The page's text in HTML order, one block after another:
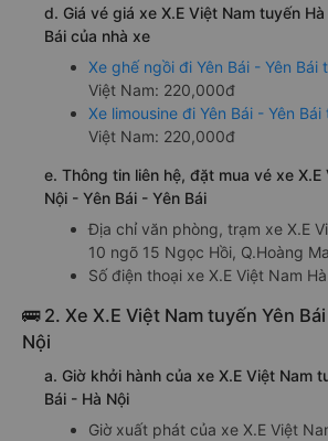
d. Giá vé giá xe X.E Việt Nam tuyến
Bái của nhà xe
Xe ghế ngồi đi Yên Bái - Yên Bái
Việt Nam: 220,000đ
Xe limousine đi Yên Bái - Yên
Việt Nam: 220,000đ
e. Thông tin liên hệ, đặt mua vé xe X.E
Nội - Yên Bái - Yên Bái
Địa chỉ văn phòng, trạm xe X.E
10 ngõ 15 Ngọc Hồi, Q.Hoàng
Số điện thoại xe X.E Việt Nam
🚌 2. Xe X.E Việt Nam tuyến Yên
Nội
a. Giờ khởi hành của xe X.E Việt Nam
Bái - Hà Nội
Giờ xuất phát của xe X.E Việt